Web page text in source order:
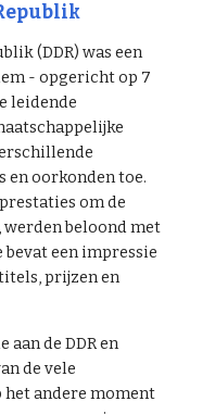
(DDR) was een
- opgericht op 7
leidende
en oorkonden toe.
om de
beloond met
bevat een impressie
prijzen en
aan de DDR en
de vele
het andere moment